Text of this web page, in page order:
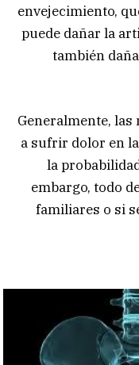
envejecimiento,
puede dañar la
también
Generalmente,
a sufrir dolor en
la
embargo, todo
familiares o si